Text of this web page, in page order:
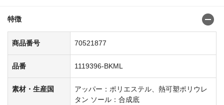
特徴
商品番号 70521877
品番 1119396-BKML
素材・生産国
アッパー：ポリエステル、熱可塑ポリウレ
タン ソール：合成底